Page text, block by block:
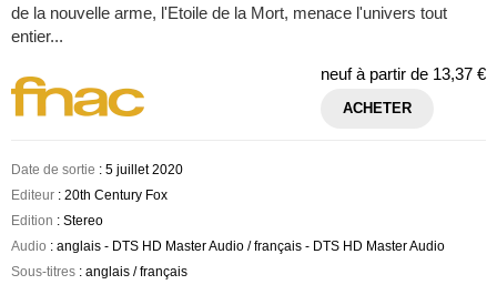
de la nouvelle arme, l'Etoile de la Mort, menace l'univers tout
entier...
neuf à partir de 13,37 €
ACHETER
Date de sortie : 5 juillet 2020
Editeur : 20th Century Fox
Edition : Stereo
Audio : anglais - DTS HD Master Audio / français - DTS HD Master Audio
Sous-titres : anglais / français